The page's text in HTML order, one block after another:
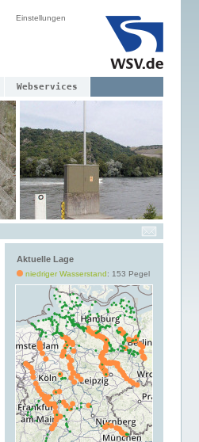
Einstellungen
Webservices
Aktuelle Lage
niedriger Wasserstand: 153 Pegel